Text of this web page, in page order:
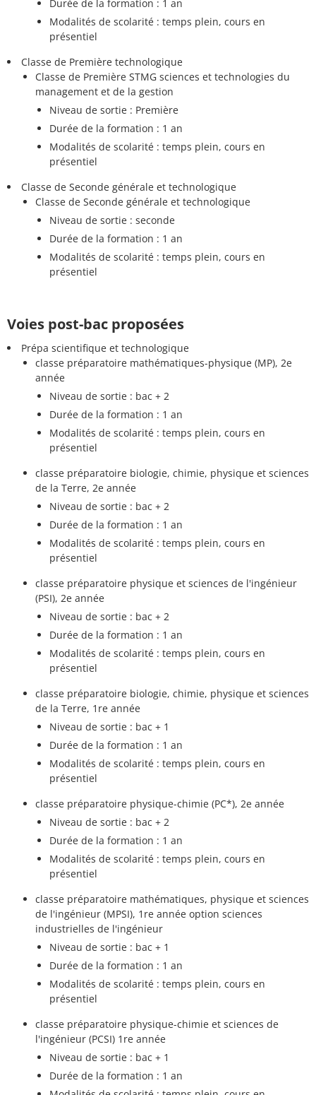
Durée de la formation : 1 an
Modalités de scolarité : temps plein, cours en
présentiel
Classe de Première technologique
Classe de Première STMG sciences et technologies du
management et de la gestion
Niveau de sortie : Première
Durée de la formation : 1 an
Modalités de scolarité : temps plein, cours en
présentiel
Classe de Seconde générale et technologique
Classe de Seconde générale et technologique
Niveau de sortie : seconde
Durée de la formation : 1 an
Modalités de scolarité : temps plein, cours en
présentiel
Voies post-bac proposées
Prépa scientifique et technologique
classe préparatoire mathématiques-physique (MP), 2e
année
Niveau de sortie : bac + 2
Durée de la formation : 1 an
Modalités de scolarité : temps plein, cours en
présentiel
classe préparatoire biologie, chimie, physique et sciences
de la Terre, 2e année
Niveau de sortie : bac + 2
Durée de la formation : 1 an
Modalités de scolarité : temps plein, cours en
présentiel
classe préparatoire physique et sciences de l'ingénieur
(PSI), 2e année
Niveau de sortie : bac + 2
Durée de la formation : 1 an
Modalités de scolarité : temps plein, cours en
présentiel
classe préparatoire biologie, chimie, physique et sciences
de la Terre, 1re année
Niveau de sortie : bac + 1
Durée de la formation : 1 an
Modalités de scolarité : temps plein, cours en
présentiel
classe préparatoire physique-chimie (PC*), 2e année
Niveau de sortie : bac + 2
Durée de la formation : 1 an
Modalités de scolarité : temps plein, cours en
présentiel
classe préparatoire mathématiques, physique et sciences
de l'ingénieur (MPSI), 1re année option sciences
industrielles de l'ingénieur
Niveau de sortie : bac + 1
Durée de la formation : 1 an
Modalités de scolarité : temps plein, cours en
présentiel
classe préparatoire physique-chimie et sciences de
l'ingénieur (PCSI) 1re année
Niveau de sortie : bac + 1
Durée de la formation : 1 an